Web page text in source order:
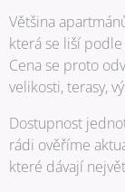
Většina
která se liší
Cena se proto
velikosti, terasy,
Dostupnost
rádi ověříme
které dávají